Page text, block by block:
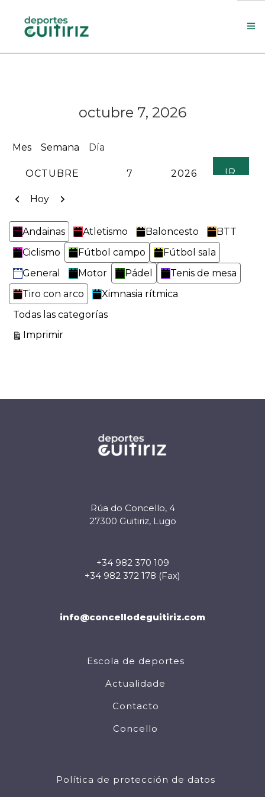
octubre 7, 2026
Mes Semana Día
MES
AÑO
Anterior
Hoy Siguiente
Categorías
Andainas Atletismo Baloncesto
BTT
Ciclismo
Fútbol campo
Fútbol sala
General
Motor Pádel
Tenis de mesa
Tiro con arco
Ximnasia rítmica
Todas las categorías
ImprimirVistas
Rúa do Concello, 4
27300 Guitiriz, Lugo
+34 982 370 109
+34 982 372 178 (Fax)
info@concellodeguitiriz.com
Escola de deportes
Actualidade
Contacto
Concello
Política de protección de datos